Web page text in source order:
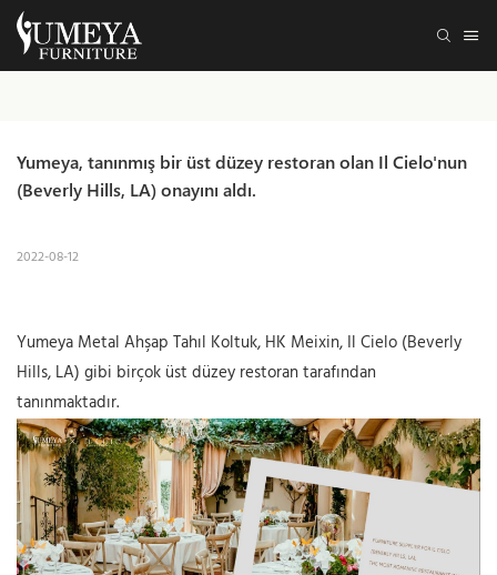
Yumeya, tanınmış bir üst düzey restoran olan Il Cielo'nun
(Beverly Hills, LA) onayını aldı.
2022-08-12
Yumeya Metal Ahşap Tahıl Koltuk, HK Meixin, Il Cielo (Beverly
Hills, LA) gibi birçok üst düzey restoran tarafından
tanınmaktadır.